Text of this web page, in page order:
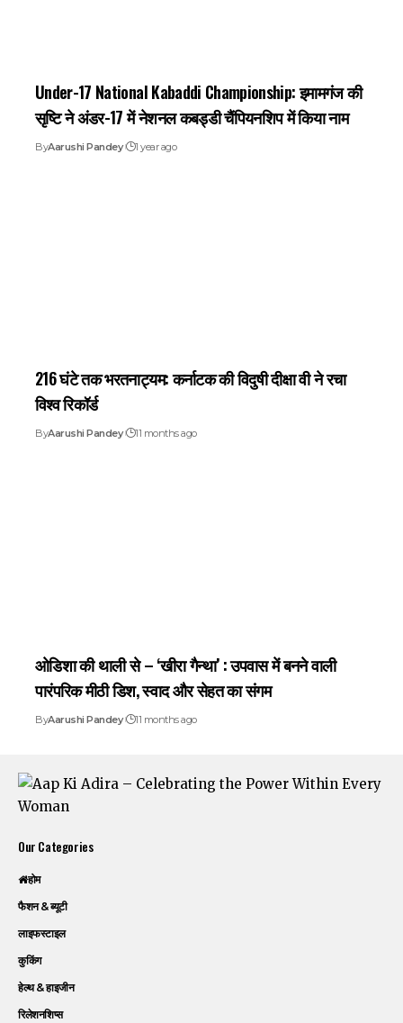
Under-17 National Kabaddi Championship: इमामगंज की
सृष्टि ने अंडर-17 में नेशनल कबड्डी चैंपियनशिप में किया नाम
ByAarushi Pandey 1 year ago
216 घंटे तक भरतनाट्यम: कर्नाटक की विदुषी दीक्षा वी ने रचा
विश्व रिकॉर्ड
ByAarushi Pandey 11 months ago
ओडिशा की थाली से – ‘खीरा गैन्था’ : उपवास में बनने वाली
पारंपरिक मीठी डिश, स्वाद और सेहत का संगम
ByAarushi Pandey 11 months ago
Our Categories
होम
फैशन & ब्यूटी
लाइफस्टाइल
कुकिंग
हेल्थ & हाइजीन
रिलेशनशिप्स